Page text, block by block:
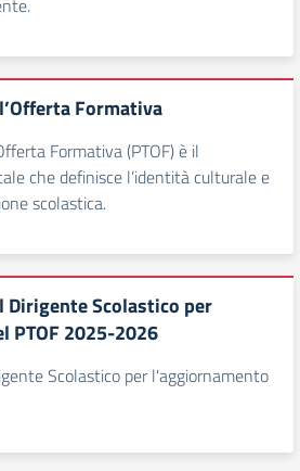
Formativa
Formativa (PTOF) è il
che definisce l’identità culturale e
scolastica.
Scolastico per
PTOF 2025-2026
Scolastico per l'aggiornamento